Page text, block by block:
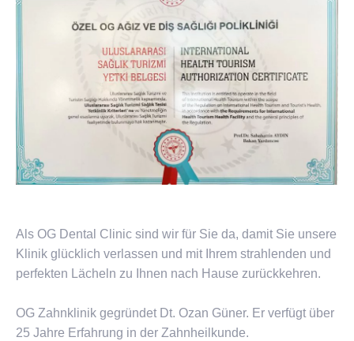
Als OG Dental Clinic sind wir für Sie da, damit Sie unsere
Klinik glücklich verlassen und mit Ihrem strahlenden und
OG Zahnklinik gegründet Dt. Ozan Güner. Er verfügt über